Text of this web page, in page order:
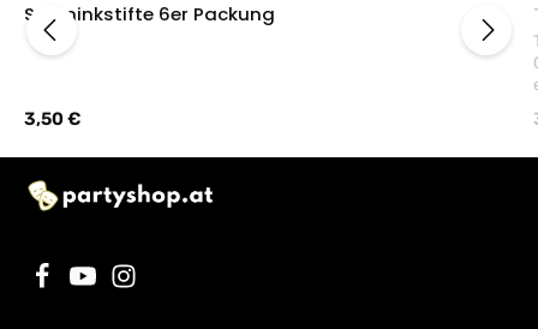
Schminkstifte 6er Packung
Regulärer Preis:
3,50 €